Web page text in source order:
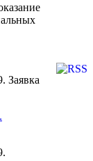
Заявка